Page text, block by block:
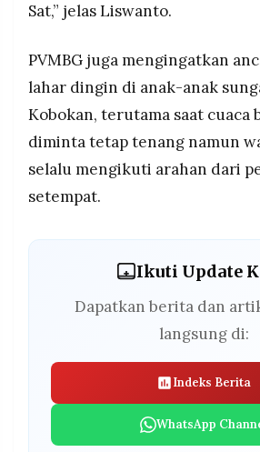
Sat,” jelas Liswanto.
PVMBG juga mengingatkan
lahar dingin di anak-anak
Kobokan, terutama saat cuaca
diminta tetap tenang namun
selalu mengikuti arahan dari
setempat.
Ikuti Update
Dapatkan berita dan
langsung di:
Indeks Berita
WhatsApp